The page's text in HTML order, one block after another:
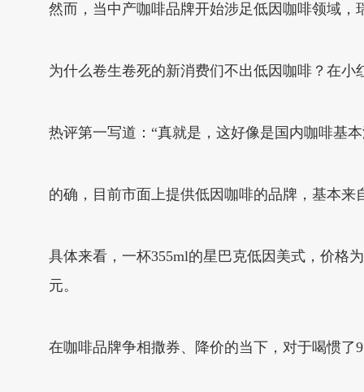
然而，当中产咖啡品牌开始涉足低因咖啡领域
为什么卷生卷死的新消费们不出低因咖啡？在小
热评第一写道：“真就是，这好像是国内咖啡基
的确，目前市面上提供低因咖啡的品牌，基本
具体来看，一杯355ml的星巴克低因美式，价格
元。
在咖啡品牌争相撒券、降价的当下，对于喝惯